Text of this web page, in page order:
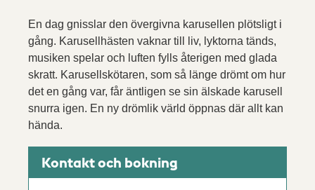
En dag gnisslar den övergivna karusellen plötsligt i
gång. Karusellhästen vaknar till liv, lyktorna tänds,
musiken spelar och luften fylls återigen med glada
skratt. Karusellskötaren, som så länge drömt om hur
det en gång var, får äntligen se sin älskade karusell
snurra igen. En ny drömlik värld öppnas där allt kan
hända.
Kontakt och bokning